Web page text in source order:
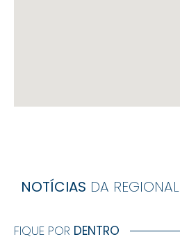
NOTÍCIAS DA REGIONAL
FIQUE POR DENTRO